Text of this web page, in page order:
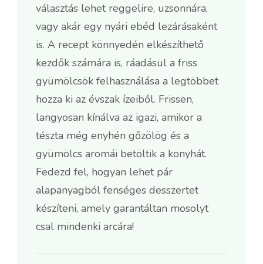
választás lehet reggelire, uzsonnára,
vagy akár egy nyári ebéd lezárásaként
is. A recept könnyedén elkészíthető
kezdők számára is, ráadásul a friss
gyümölcsök felhasználása a legtöbbet
hozza ki az évszak ízeiből. Frissen,
langyosan kínálva az igazi, amikor a
tészta még enyhén gőzölög és a
gyümölcs aromái betöltik a konyhát.
Fedezd fel, hogyan lehet pár
alapanyagból fenséges desszertet
készíteni, amely garantáltan mosolyt
csal mindenki arcára!